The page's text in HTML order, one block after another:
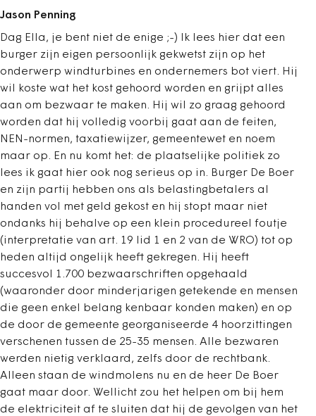
Jason Penning
Dag Ella, je bent niet de enige ;-) Ik lees hier dat een
burger zijn eigen persoonlijk gekwetst zijn op het
onderwerp windturbines en ondernemers bot viert. Hij
wil koste wat het kost gehoord worden en grijpt alles
aan om bezwaar te maken. Hij wil zo graag gehoord
worden dat hij volledig voorbij gaat aan de feiten,
NEN-normen, taxatiewijzer, gemeentewet en noem
maar op. En nu komt het: de plaatselijke politiek zo
lees ik gaat hier ook nog serieus op in. Burger De Boer
en zijn partij hebben ons als belastingbetalers al
handen vol met geld gekost en hij stopt maar niet
ondanks hij behalve op een klein procedureel foutje
(interpretatie van art. 19 lid 1 en 2 van de WRO) tot op
heden altijd ongelijk heeft gekregen. Hij heeft
succesvol 1.700 bezwaarschriften opgehaald
(waaronder door minderjarigen getekende en mensen
die geen enkel belang kenbaar konden maken) en op
de door de gemeente georganiseerde 4 hoorzittingen
verschenen tussen de 25-35 mensen. Alle bezwaren
werden nietig verklaard, zelfs door de rechtbank.
Alleen staan de windmolens nu en de heer De Boer
gaat maar door. Wellicht zou het helpen om bij hem
de elektriciteit af te sluiten dat hij de gevolgen van het